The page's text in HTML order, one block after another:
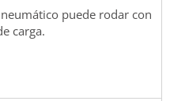
puede rodar con
carga.